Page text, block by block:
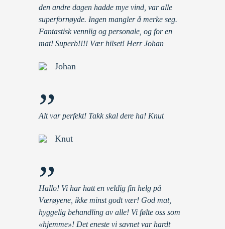
den andre dagen hadde mye vind, var alle
superfornøyde. Ingen mangler å merke seg.
Fantastisk vennlig og personale, og for en
mat! Superb!!!! Vær hilset! Herr Johan
Johan
”
Alt var perfekt! Takk skal dere ha! Knut
Knut
”
Hallo! Vi har hatt en veldig fin helg på
Værøyene, ikke minst godt vær! God mat,
hyggelig behandling av alle! Vi følte oss som
«hjemme»! Det eneste vi savnet var hardt